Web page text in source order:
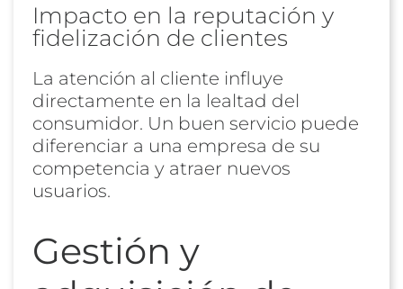
Impacto en la reputación y
fidelización de clientes
La atención al cliente influye
directamente en la lealtad del
consumidor. Un buen servicio puede
diferenciar a una empresa de su
competencia y atraer nuevos
usuarios.
Gestión y